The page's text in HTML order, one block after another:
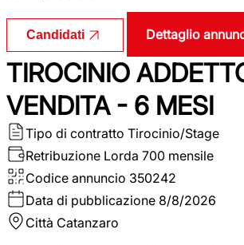
Candidati Dettaglio
TIROCINIO
VENDITA - 6 MESI
Tipo di contratto Tirocinio/Stage
Retribuzione Lorda 700 mensile
Codice annuncio 350242
Data di pubblicazione 8/8/2026
Città Catanzaro